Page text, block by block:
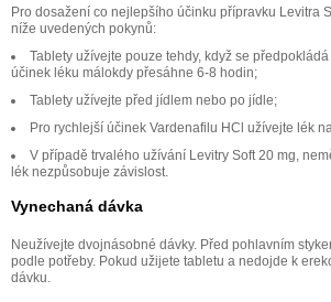
Pro dosažení co nejlepšího účinku přípravku Levitra
níže uvedených pokynů:
Tablety užívejte pouze tehdy, když se
účinek léku málokdy přesáhne 6-8 hodin;
Tablety užívejte před jídlem nebo po jídle;
Pro rychlejší účinek Vardenafilu HCl užívejte lék
V případě trvalého užívání Levitry Soft 20 mg,
lék nezpůsobuje závislost.
Vynechaná dávka
Neužívejte dvojnásobné dávky. Před pohlavním
podle potřeby. Pokud užijete tabletu a nedojde k
dávku.